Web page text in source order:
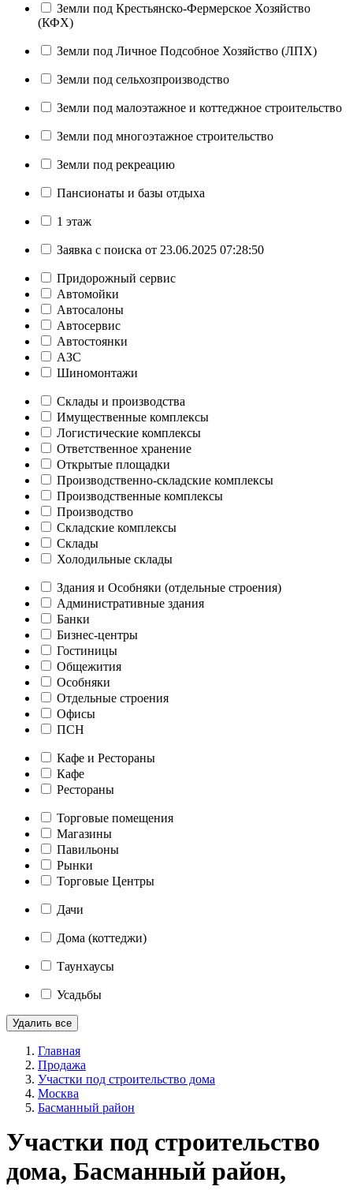
Земли под Крестьянско-Фермерское Хозяйство
(КФХ)
Земли под Личное Подсобное Хозяйство (ЛПХ)
Земли под сельхозпроизводство
Земли под малоэтажное и коттеджное строительство
Земли под многоэтажное строительство
Земли под рекреацию
Пансионаты и базы отдыха
1 этаж
Заявка с поиска от 23.06.2025 07:28:50
Придорожный сервис
Автомойки
Автосалоны
Автосервис
Автостоянки
АЗС
Шиномонтажи
Склады и производства
Имущественные комплексы
Логистические комплексы
Ответственное хранение
Открытые площадки
Производственно-складские комплексы
Производственные комплексы
Производство
Складские комплексы
Склады
Холодильные склады
Здания и Особняки (отдельные строения)
Административные здания
Банки
Бизнес-центры
Гостиницы
Общежития
Особняки
Отдельные строения
Офисы
ПСН
Кафе и Рестораны
Кафе
Рестораны
Торговые помещения
Магазины
Павильоны
Рынки
Торговые Центры
Дачи
Дома (коттеджи)
Таунхаусы
Усадьбы
Удалить все
Главная
Продажа
Участки под строительство дома
Москва
Басманный район
Участки под строительство
дома, Басманный район,